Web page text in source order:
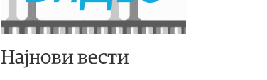
Најнови вести